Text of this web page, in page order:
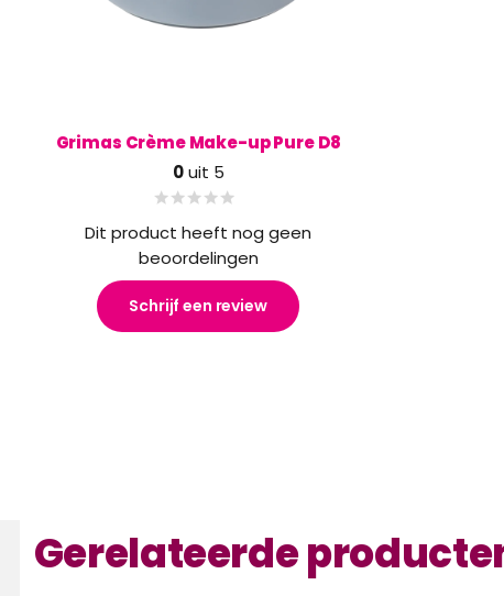
Grimas Crème Make-up Pure D8
0uit 5
Dit product heeft nog geen
beoordelingen
Schrijf een review
Gerelateerde